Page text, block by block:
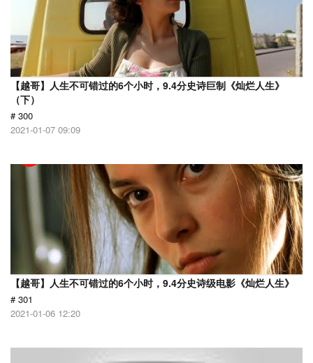
【越哥】人生不可错过的6个小时，9.4分史诗巨制《灿烂人生》
（下）
# 300
2021-01-07 09:09
【越哥】人生不可错过的6个小时，9.4分史诗级电影《灿烂人生》
# 301
2021-01-06 12:20